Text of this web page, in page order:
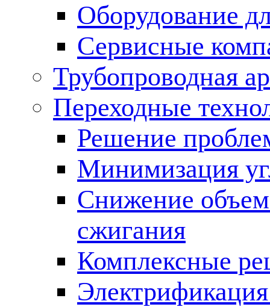
Оборудование
Сервисные
Трубопроводная
Переходные
Решение
Минимизация
Снижение
сжигания
Комплексные